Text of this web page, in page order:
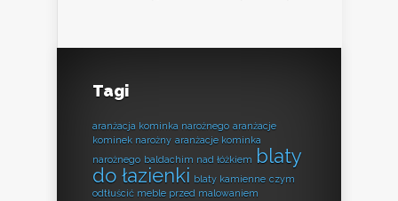
Tagi
aranżacja kominka narożnego aranżacje
kominek narożny aranżacje kominka
narożnego baldachim nad łóżkiem
blaty
do łazienki blaty kamienne czym
odtłuścić meble przed malowaniem